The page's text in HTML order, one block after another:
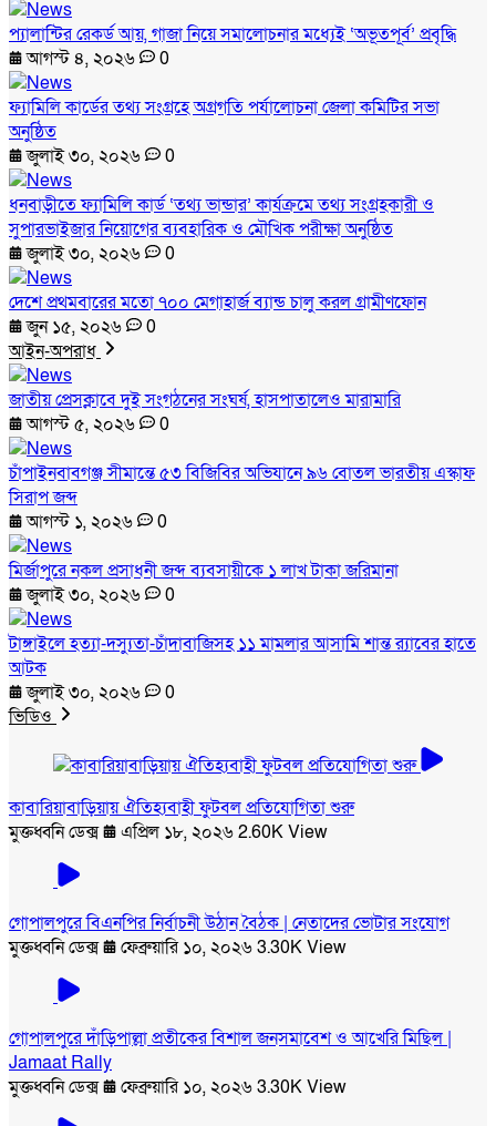
প্যালান্টির রেকর্ড আয়, গাজা নিয়ে সমালোচনার মধ্যেই ‘অভূতপূর্ব’ প্রবৃদ্ধি
আগস্ট ৪, ২০২৬
0
ফ্যামিলি কার্ডের তথ্য সংগ্রহে অগ্রগতি পর্যালোচনা জেলা কমিটির সভা
অনুষ্ঠিত
জুলাই ৩০, ২০২৬
0
ধনবাড়ীতে ফ্যামিলি কার্ড ‘তথ্য ভান্ডার’ কার্যক্রমে তথ্য সংগ্রহকারী ও
সুপারভাইজার নিয়োগের ব্যবহারিক ও মৌখিক পরীক্ষা অনুষ্ঠিত
জুলাই ৩০, ২০২৬
0
দেশে প্রথমবারের মতো ৭০০ মেগাহার্জ ব্যান্ড চালু করল গ্রামীণফোন
জুন ১৫, ২০২৬
0
আইন-অপরাধ
জাতীয় প্রেসক্লাবে দুই সংগঠনের সংঘর্ষ, হাসপাতালেও মারামারি
আগস্ট ৫, ২০২৬
0
চাঁপাইনবাবগঞ্জ সীমান্তে ৫৩ বিজিবির অভিযানে ৯৬ বোতল ভারতীয় এস্কাফ
সিরাপ জব্দ
আগস্ট ১, ২০২৬
0
মির্জাপুরে নকল প্রসাধনী জব্দ ব্যবসায়ীকে ১ লাখ টাকা জরিমানা
জুলাই ৩০, ২০২৬
0
টাঙ্গাইলে হত্যা-দস্যুতা-চাঁদাবাজিসহ ১১ মামলার আসামি শান্ত র‍্যাবের হাতে
আটক
জুলাই ৩০, ২০২৬
0
ভিডিও
কাবারিয়াবাড়িয়ায় ঐতিহ্যবাহী ফুটবল প্রতিযোগিতা শুরু
মুক্তধ্বনি ডেক্স
এপ্রিল ১৮, ২০২৬2.60K View
গোপালপুরে বিএনপির নির্বাচনী উঠান বৈঠক | নেতাদের ভোটার সংযোগ
মুক্তধ্বনি ডেক্স
ফেব্রুয়ারি ১০, ২০২৬3.30K View
গোপালপুরে দাঁড়িপাল্লা প্রতীকের বিশাল জনসমাবেশ ও আখেরি মিছিল |
Jamaat Rally
মুক্তধ্বনি ডেক্স
ফেব্রুয়ারি ১০, ২০২৬3.30K View